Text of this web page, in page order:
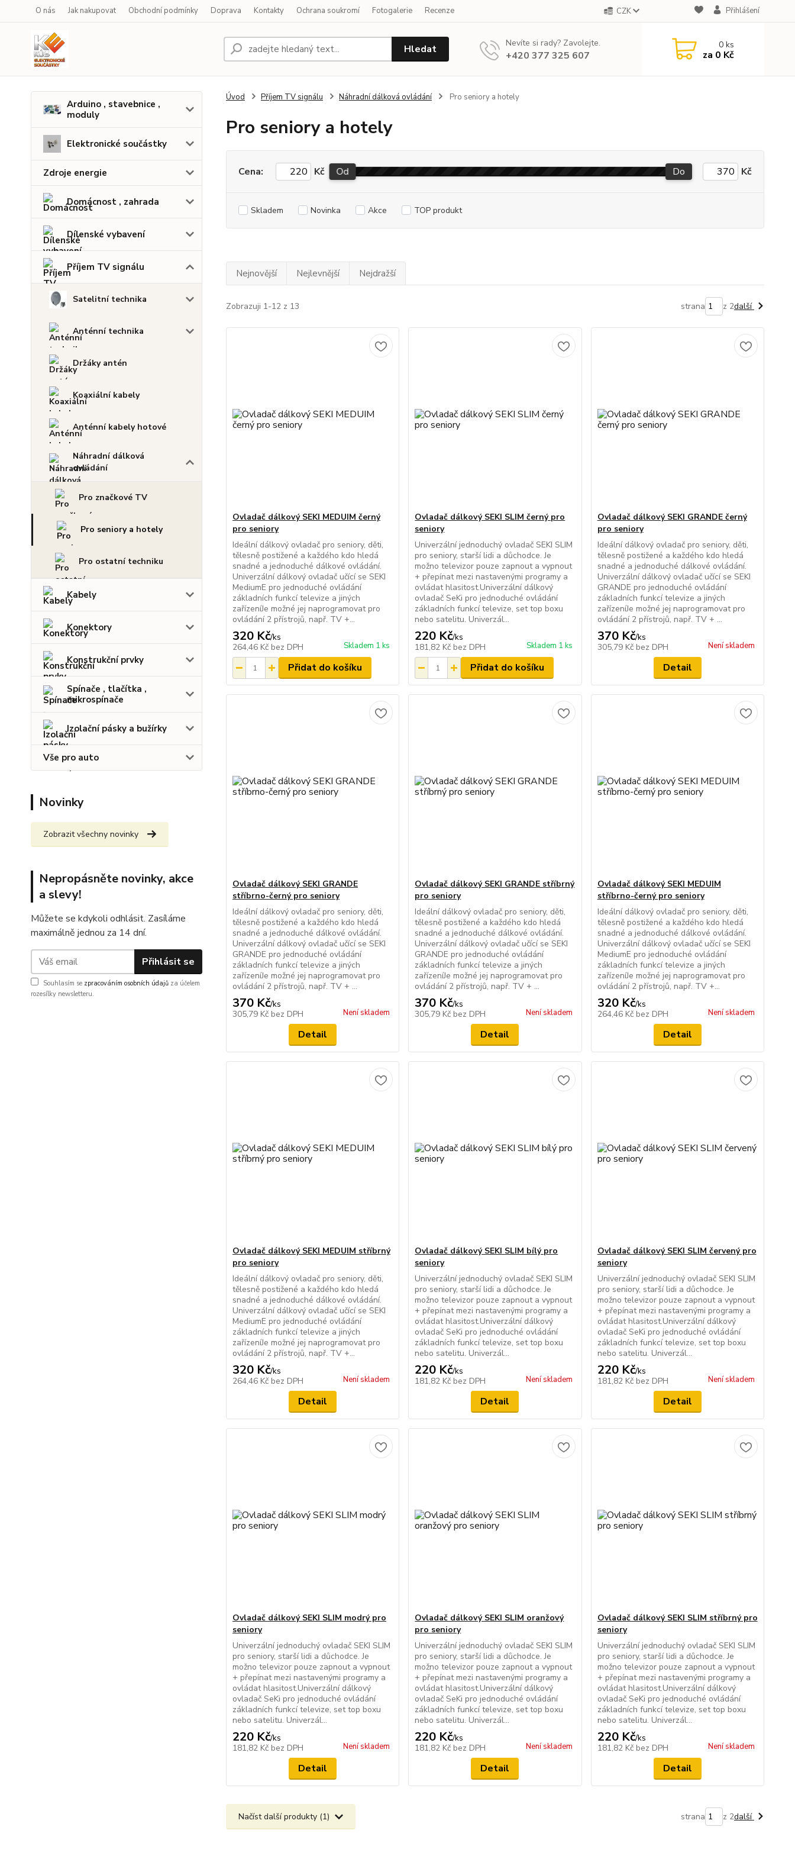
O nás Jak nakupovat Obchodní podmínky Doprava Kontakty Ochrana soukromí Fotogalerie Recenze CZK Přihlášení
Hledat Nevíte si rady? Zavolejte.
+420 377 325 607
0ks
za 0 Kč
Arduino , stavebnice ,
moduly
Elektronické součástky
Zdroje energie
Domácnost , zahrada
Dílenské vybavení
Příjem TV signálu
Satelitní technika
Anténní technika
Držáky antén
Koaxiální kabely
Anténní kabely hotové
Náhradní dálková
ovládání
Pro značkové TV
Pro seniory a hotely
Pro ostatní techniku
Kabely
Konektory
Konstrukční prvky
Spínače , tlačítka ,
mikrospínače
Izolační pásky a bužírky
Vše pro auto
Novinky
Zobrazit všechny novinky
Nepropásněte novinky, akce
a slevy!
Můžete se kdykoli odhlásit. Zasíláme
maximálně jednou za 14 dní.
Přihlásit se
Souhlasím se zpracováním osobních údajů za účelem
rozesílky newsletteru.
Úvod Příjem TV signálu Náhradní dálková ovládání Pro seniory a hotely
Pro seniory a hotely
Cena: Kč Od Do Kč
Skladem Novinka Akce TOP produkt
Nejnovější Nejlevnější Nejdražší
Zobrazuji 1-12 z 13 strana z 2další
Ovladač dálkový SEKI MEDUIM černý
pro seniory
Ideální dálkový ovladač pro seniory, děti,
tělesně postižené a každého kdo hledá
snadné a jednoduché dálkové ovládání.
Univerzální dálkový ovladač učící se SEKI
MediumE pro jednoduché ovládání
základních funkcí televize a jiných
zařízeníJe možné jej naprogramovat pro
ovládání 2 přístrojů, např. TV +...
320 Kč/ks
264,46 Kč bez DPH Skladem 1 ks
Přidat do košíku
Ovladač dálkový SEKI SLIM černý pro
seniory
Univerzální jednoduchý ovladač SEKI SLIM
pro seniory, starší lidi a důchodce. Je
možno televizor pouze zapnout a vypnout
+ přepínat mezi nastavenými programy a
ovládat hlasitost.Univerzální dálkový
ovladač SeKi pro jednoduché ovládání
základních funkcí televize, set top boxu
nebo satelitu. Univerzál...
220 Kč/ks
181,82 Kč bez DPH Skladem 1 ks
Přidat do košíku
Ovladač dálkový SEKI GRANDE černý
pro seniory
Ideální dálkový ovladač pro seniory, děti,
tělesně postižené a každého kdo hledá
snadné a jednoduché dálkové ovládání.
Univerzální dálkový ovladač učící se SEKI
GRANDE pro jednoduché ovládání
základních funkcí televize a jiných
zařízeníJe možné jej naprogramovat pro
ovládání 2 přístrojů, např. TV + ...
370 Kč/ks
305,79 Kč bez DPH Není skladem
Detail
Ovladač dálkový SEKI GRANDE
stříbrno-černý pro seniory
Ideální dálkový ovladač pro seniory, děti,
tělesně postižené a každého kdo hledá
snadné a jednoduché dálkové ovládání.
Univerzální dálkový ovladač učící se SEKI
GRANDE pro jednoduché ovládání
základních funkcí televize a jiných
zařízeníJe možné jej naprogramovat pro
ovládání 2 přístrojů, např. TV + ...
370 Kč/ks
305,79 Kč bez DPH Není skladem
Detail
Ovladač dálkový SEKI GRANDE stříbrný
pro seniory
Ideální dálkový ovladač pro seniory, děti,
tělesně postižené a každého kdo hledá
snadné a jednoduché dálkové ovládání.
Univerzální dálkový ovladač učící se SEKI
GRANDE pro jednoduché ovládání
základních funkcí televize a jiných
zařízeníJe možné jej naprogramovat pro
ovládání 2 přístrojů, např. TV + ...
370 Kč/ks
305,79 Kč bez DPH Není skladem
Detail
Ovladač dálkový SEKI MEDUIM
stříbrno-černý pro seniory
Ideální dálkový ovladač pro seniory, děti,
tělesně postižené a každého kdo hledá
snadné a jednoduché dálkové ovládání.
Univerzální dálkový ovladač učící se SEKI
MediumE pro jednoduché ovládání
základních funkcí televize a jiných
zařízeníJe možné jej naprogramovat pro
ovládání 2 přístrojů, např. TV +...
320 Kč/ks
264,46 Kč bez DPH Není skladem
Detail
Ovladač dálkový SEKI MEDUIM stříbrný
pro seniory
Ideální dálkový ovladač pro seniory, děti,
tělesně postižené a každého kdo hledá
snadné a jednoduché dálkové ovládání.
Univerzální dálkový ovladač učící se SEKI
MediumE pro jednoduché ovládání
základních funkcí televize a jiných
zařízeníJe možné jej naprogramovat pro
ovládání 2 přístrojů, např. TV +...
320 Kč/ks
264,46 Kč bez DPH Není skladem
Detail
Ovladač dálkový SEKI SLIM bílý pro
seniory
Univerzální jednoduchý ovladač SEKI SLIM
pro seniory, starší lidi a důchodce. Je
možno televizor pouze zapnout a vypnout
+ přepínat mezi nastavenými programy a
ovládat hlasitost.Univerzální dálkový
ovladač SeKi pro jednoduché ovládání
základních funkcí televize, set top boxu
nebo satelitu. Univerzál...
220 Kč/ks
181,82 Kč bez DPH Není skladem
Detail
Ovladač dálkový SEKI SLIM červený pro
seniory
Univerzální jednoduchý ovladač SEKI SLIM
pro seniory, starší lidi a důchodce. Je
možno televizor pouze zapnout a vypnout
+ přepínat mezi nastavenými programy a
ovládat hlasitost.Univerzální dálkový
ovladač SeKi pro jednoduché ovládání
základních funkcí televize, set top boxu
nebo satelitu. Univerzál...
220 Kč/ks
181,82 Kč bez DPH Není skladem
Detail
Ovladač dálkový SEKI SLIM modrý pro
seniory
Univerzální jednoduchý ovladač SEKI SLIM
pro seniory, starší lidi a důchodce. Je
možno televizor pouze zapnout a vypnout
+ přepínat mezi nastavenými programy a
ovládat hlasitost.Univerzální dálkový
ovladač SeKi pro jednoduché ovládání
základních funkcí televize, set top boxu
nebo satelitu. Univerzál...
220 Kč/ks
181,82 Kč bez DPH Není skladem
Detail
Ovladač dálkový SEKI SLIM oranžový
pro seniory
Univerzální jednoduchý ovladač SEKI SLIM
pro seniory, starší lidi a důchodce. Je
možno televizor pouze zapnout a vypnout
+ přepínat mezi nastavenými programy a
ovládat hlasitost.Univerzální dálkový
ovladač SeKi pro jednoduché ovládání
základních funkcí televize, set top boxu
nebo satelitu. Univerzál...
220 Kč/ks
181,82 Kč bez DPH Není skladem
Detail
Ovladač dálkový SEKI SLIM stříbrný pro
seniory
Univerzální jednoduchý ovladač SEKI SLIM
pro seniory, starší lidi a důchodce. Je
možno televizor pouze zapnout a vypnout
+ přepínat mezi nastavenými programy a
ovládat hlasitost.Univerzální dálkový
ovladač SeKi pro jednoduché ovládání
základních funkcí televize, set top boxu
nebo satelitu. Univerzál...
220 Kč/ks
181,82 Kč bez DPH Není skladem
Detail
Načíst další produkty (1) strana z 2další